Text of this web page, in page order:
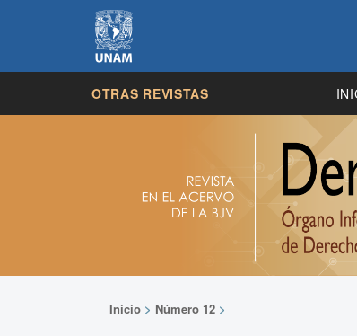
OTRAS REVISTAS
Inicio > Número 12 >